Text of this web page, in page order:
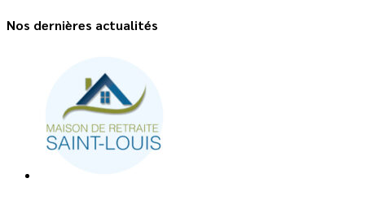
Nos dernières actualités